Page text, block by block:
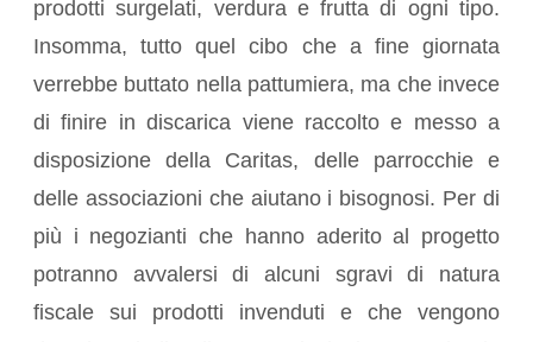
prodotti surgelati, verdura e frutta di ogni tipo.
Insomma, tutto quel cibo che a fine giornata
verrebbe buttato nella pattumiera, ma che invece
di finire in discarica viene raccolto e messo a
disposizione della Caritas, delle parrocchie e
delle associazioni che aiutano i bisognosi. Per di
più i negozianti che hanno aderito al progetto
potranno avvalersi di alcuni sgravi di natura
fiscale sui prodotti invenduti e che vengono